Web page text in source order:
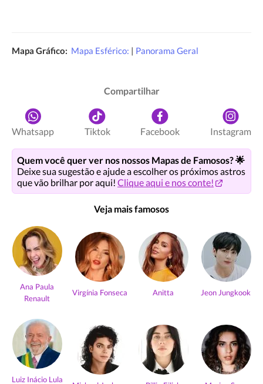
Mapa Gráfico: Mapa Esférico: | Panorama Geral
Compartilhar
Whatsapp Tiktok Facebook Instagram
Quem você quer ver nos nossos Mapas de Famosos? 🌟
Deixe sua sugestão e ajude a escolher os próximos astros
que vão brilhar por aqui! Clique aqui e nos conte!
Veja mais famosos
Ana Paula
Renault
Virgínia Fonseca Anitta Jeon Jungkook
Luiz Inácio Lula